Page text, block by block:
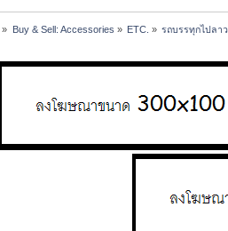
» Buy & Sell: Accessories » ETC. » รถบรรทุกไปลา